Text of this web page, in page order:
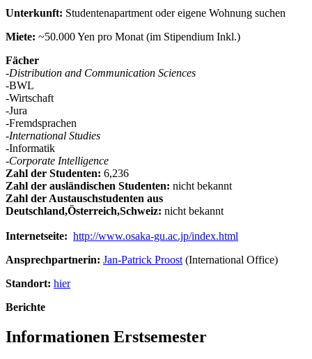
Unterkunft: Studentenapartment oder eigene Wohnung suchen
Miete: ~50.000 Yen pro Monat (im Stipendium Inkl.)
Fächer
-Distribution and Communication Sciences
-BWL
-Wirtschaft
-Jura
-Fremdsprachen
-International Studies
-Informatik
-Corporate Intelligence
Zahl der Studenten: 6,236
Zahl der ausländischen Studenten: nicht bekannt
Zahl der Austauschstudenten aus
Deutschland,Österreich,Schweiz: nicht bekannt
Internetseite: http://www.osaka-gu.ac.jp/index.html
Ansprechpartnerin: Jan-Patrick Proost (International Office)
Standort: hier
Berichte
Informationen Erstsemester